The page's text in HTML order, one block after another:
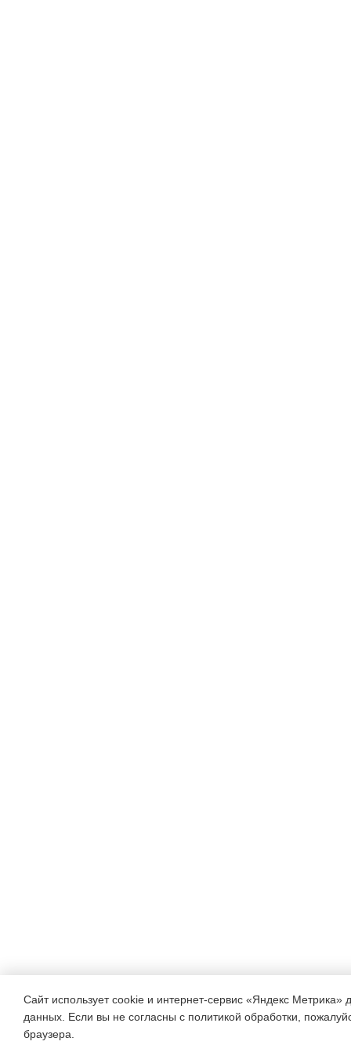
Сайт использует cookie и интернет-сервис «Яндекс Метрика»
данных. Если вы не согласны с политикой обработки,
браузера.